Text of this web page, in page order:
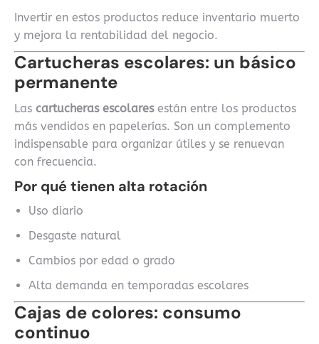
Invertir en estos productos reduce inventario muerto
y mejora la rentabilidad del negocio.
Cartucheras escolares: un básico
permanente
Las cartucheras escolaresestán entre los productos
más vendidos en papelerías. Son un complemento
indispensable para organizar útiles y se renuevan
con frecuencia.
Por qué tienen alta rotación
Uso diario
Desgaste natural
Cambios por edad o grado
Alta demanda en temporadas escolares
Cajas de colores: consumo
continuo